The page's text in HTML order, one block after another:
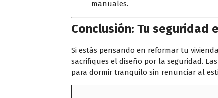
manuales.
Conclusión: Tu seguridad
Si estás pensando en reformar tu
sacrifiques el diseño por la seguridad.
para dormir tranquilo sin renunciar al